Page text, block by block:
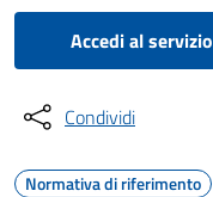
Accedi al servizio
Condividi
Normativa di riferimento